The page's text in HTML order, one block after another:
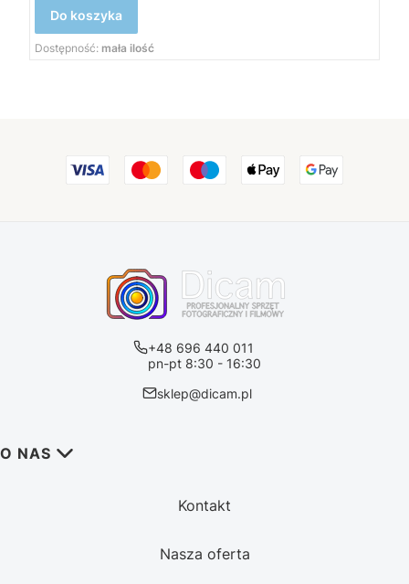
Do koszyka
Dostępność: mała ilość
+48 696 440 011
pn-pt 8:30 - 16:30
sklep@dicam.pl
Linki w stopce
O NAS
Kontakt
Nasza oferta